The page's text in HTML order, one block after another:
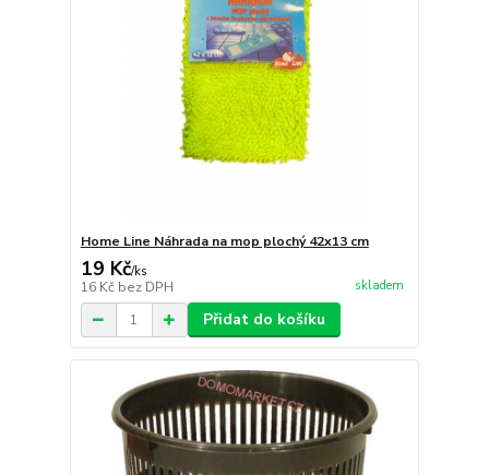
Home Line Náhrada na mop plochý 42x13 cm
19 Kč/ks
16 Kč bez DPH skladem
Přidat do košíku